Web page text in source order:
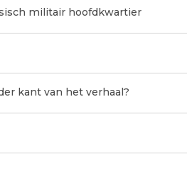
militair hoofdkwartier
kant van het verhaal?